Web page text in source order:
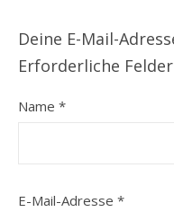
Deine E-Mail-
Erforderliche
Name *
E-Mail-Adresse *